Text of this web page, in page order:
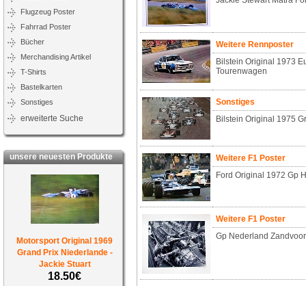
Flugzeug Poster
Fahrrad Poster
Bücher
Merchandising Artikel
T-Shirts
Bastelkarten
Sonstiges
erweiterte Suche
unsere neuesten Produkte
Motorsport Original 1969
Grand Prix Niederlande -
Jackie Stuart
18.50€
Weitere Rennposter
Bilstein Original 1973
Tourenwagen
Sonstiges
Bilstein Original 1975
Weitere F1 Poster
Ford Original 1972 Gp
Weitere F1 Poster
Gp Nederland